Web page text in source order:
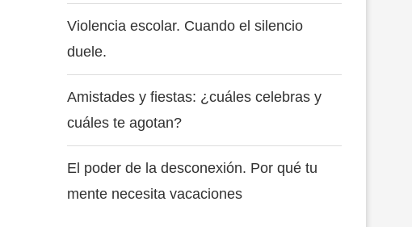
Violencia escolar. Cuando el silencio
duele.
Amistades y fiestas: ¿cuáles celebras y
cuáles te agotan?
El poder de la desconexión. Por qué tu
mente necesita vacaciones